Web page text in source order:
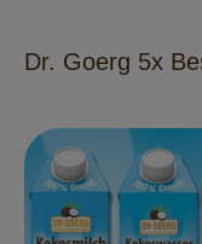
Dr. Goerg 5x